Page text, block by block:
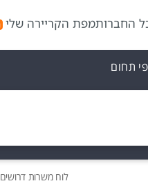
החברותמפת הקריירה שלי
תחום
לוח משרות דרושים